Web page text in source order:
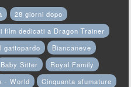
28 giorni dopo
film dedicati a Dragon Trainer
gattopardo
Biancaneve
Baby Sitter
Royal Family
- World
Cinquanta sfumature